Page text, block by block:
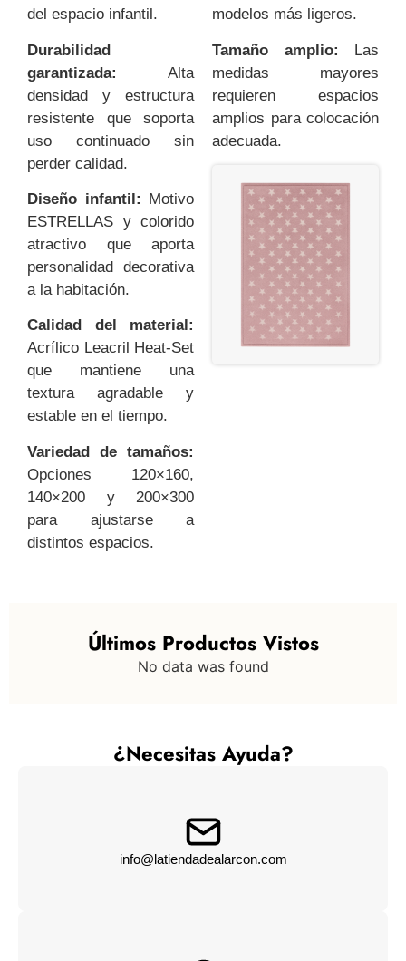
del espacio infantil.
Durabilidad
garantizada:
Alta
densidad y estructura
resistente que soporta
uso continuado sin
perder calidad.
Diseño infantil: Motivo
ESTRELLAS y colorido
atractivo que aporta
personalidad decorativa
a la habitación.
Calidad del material:
Acrílico Leacril Heat-Set
que mantiene una
textura agradable y
estable en el tiempo.
Variedad de tamaños:
Opciones 120×160,
140×200 y 200×300
para ajustarse a
distintos espacios.
modelos más ligeros.
Tamaño amplio: Las
medidas mayores
requieren espacios
amplios para colocación
adecuada.
Últimos Productos Vistos
No data was found
¿Necesitas Ayuda?
info@latiendadealarcon.com